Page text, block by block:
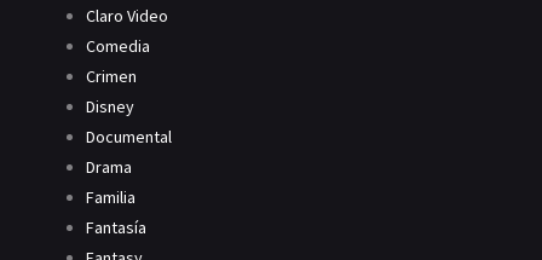
Claro Video
Comedia
Crimen
Disney
Documental
Drama
Familia
Fantasía